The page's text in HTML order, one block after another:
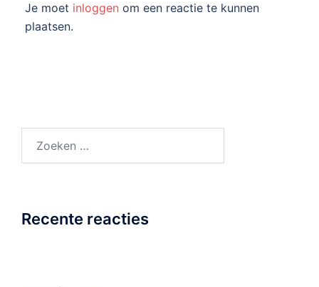
Je moet inloggen om een reactie te kunnen
plaatsen.
Recente reacties